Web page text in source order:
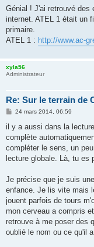
Génial ! J'ai retrouvé
internet. ATEL 1 était un
primaire.
ATEL 1 : http://www.ac-
xyla56
Administrateur
Re: Sur le terrain de
M
s
s
a
g
24 mars 2014, 06:59
il y a aussi dans la
complète
compléter le sens, un
lecture globale. Là, tu es
Je précise que je suis
enfance. Je lis vite mais
jouent parfois de tours
mon cerveau a compris
retrouve à me poser des
oublié le nom ou ce qu'il